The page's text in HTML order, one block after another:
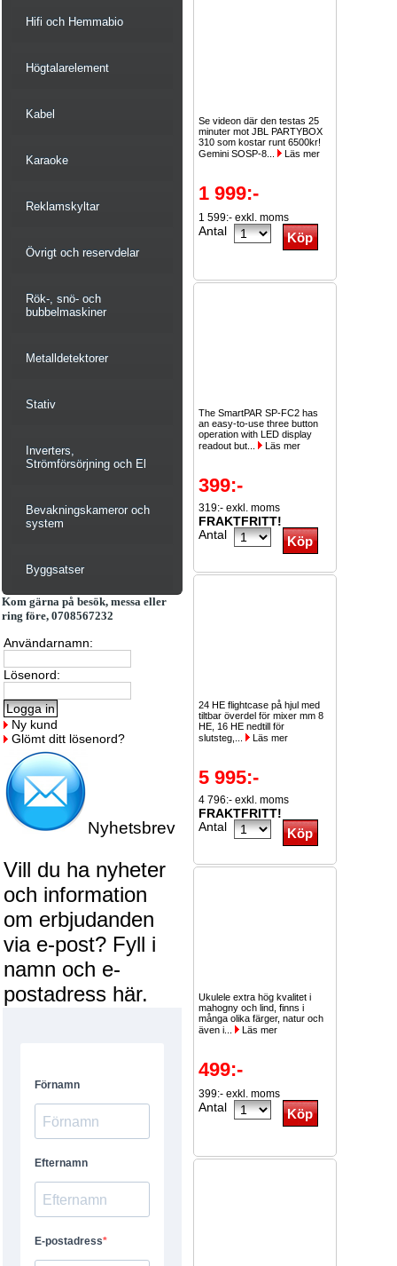
Hifi och Hemmabio
Högtalarelement
Kabel
Karaoke
Reklamskyltar
Övrigt och reservdelar
Rök-, snö- och
bubbelmaskiner
Metalldetektorer
Stativ
Inverters,
Strömförsörjning och El
Bevakningskameror och
system
Byggsatser
Kom gärna på besök, messa eller
ring före, 0708567232
Användarnamn:
Lösenord:
Ny kund
Glömt ditt lösenord?
Nyhetsbrev
Vill du ha nyheter
och information
om erbjudanden
via e-post? Fyll i
namn och e-
postadress här.
Se videon där den testas 25
minuter mot JBL PARTYBOX
310 som kostar runt 6500kr!
Gemini SOSP-8...
Läs mer
1 999:-
1 599:- exkl. moms
Antal
The SmartPAR SP-FC2 has
an easy-to-use three button
operation with LED display
readout but...
Läs mer
399:-
319:- exkl. moms
FRAKTFRITT!
Antal
24 HE flightcase på hjul med
tiltbar överdel för mixer mm 8
HE, 16 HE nedtill för
slutsteg,...
Läs mer
5 995:-
4 796:- exkl. moms
FRAKTFRITT!
Antal
Ukulele extra hög kvalitet i
mahogny och lind, finns i
många olika färger, natur och
även i...
Läs mer
499:-
399:- exkl. moms
Antal